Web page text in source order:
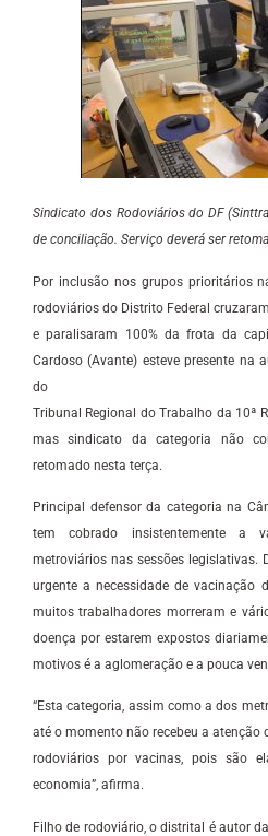
Sindicato dos Rodoviários do DF
de conciliação. Serviço deverá ser
Por inclusão nos grupos prioritários
rodoviários do Distrito Federal
e paralisaram 100% da frota da
Cardoso (Avante) esteve presente na
do
Tribunal Regional do Trabalho da 10ª
mas sindicato da categoria não
retomado nesta terça.
Principal defensor da categoria na
tem cobrado insistentemente a
metroviários nas sessões legislativas.
urgente a necessidade de vacinação
muitos trabalhadores morreram e
doença por estarem expostos
motivos é a aglomeração e a pouca
“Esta categoria, assim como a dos
até o momento não recebeu a atenção
rodoviários por vacinas, pois são
economia”, afirma.
Filho de rodoviário, o distrital é autor